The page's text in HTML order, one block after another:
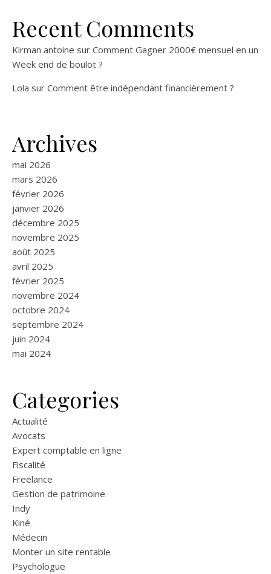
Recent Comments
Kirman antoine sur Comment Gagner 2000€ mensuel en un
Week end de boulot ?
Lola sur Comment être indépendant financièrement ?
Archives
mai 2026
mars 2026
février 2026
janvier 2026
décembre 2025
novembre 2025
août 2025
avril 2025
février 2025
novembre 2024
octobre 2024
septembre 2024
juin 2024
mai 2024
Categories
Actualité
Avocats
Expert comptable en ligne
Fiscalité
Freelance
Gestion de patrimoine
Indy
Kiné
Médecin
Monter un site rentable
Psychologue